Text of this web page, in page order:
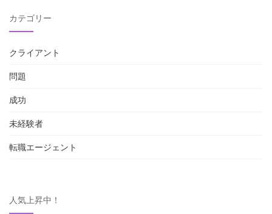
カテゴリー
クライアント
問題
成功
未経験者
転職エージェント
人気上昇中！